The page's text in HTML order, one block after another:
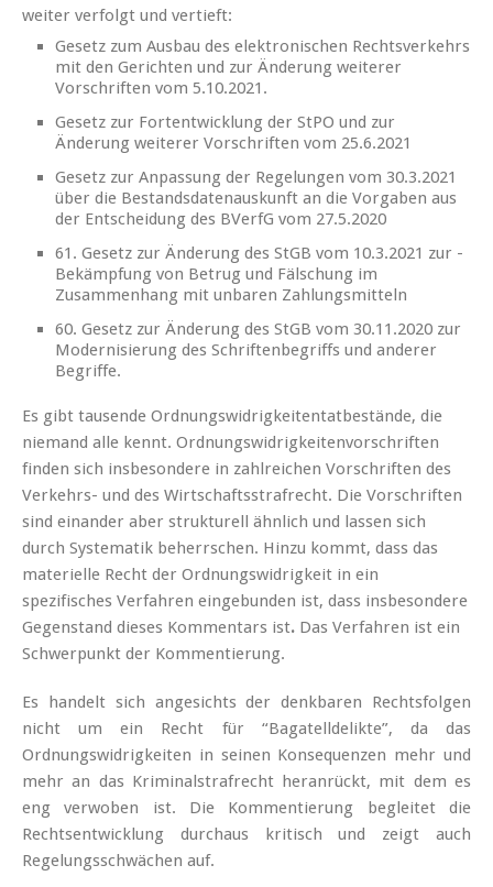
weiter verfolgt und vertieft:
Gesetz zum Ausbau des elektronischen Rechtsverkehrs
mit den Gerichten und zur Änderung weiterer
Vorschriften vom 5.10.2021.
Gesetz zur Fortentwicklung der StPO und zur
Änderung weiterer Vorschriften vom 25.6.2021
Gesetz zur Anpassung der Regelungen vom 30.3.2021
über die Bestandsdatenauskunft an die Vorgaben aus
der Entscheidung des BVerfG vom 27.5.2020
61. Gesetz zur Änderung des StGB vom 10.3.2021 zur ­
Bekämpfung von Betrug und Fälschung im
Zusammenhang mit unbaren Zahlungsmitteln
60. Gesetz zur Änderung des StGB vom 30.11.2020 zur
Modernisierung des Schriftenbegriffs und anderer
Begriffe.
Es gibt tausende Ordnungswidrigkeitentatbestände, die
niemand alle kennt. Ordnungswidrigkeitenvorschriften
finden sich insbesondere in zahlreichen Vorschriften des
Verkehrs- und des Wirtschaftsstrafrecht. Die Vorschriften
sind einander aber strukturell ähnlich und lassen sich
durch Systematik beherrschen. Hinzu kommt, dass das
materielle Recht der Ordnungswidrigkeit in ein
spezifisches Verfahren eingebunden ist, dass insbesondere
Gegenstand dieses Kommentars ist. Das Verfahren ist ein
Schwerpunkt der Kommentierung.
Es handelt sich angesichts der denkbaren Rechtsfolgen
nicht um ein Recht für “Bagatelldelikte”, da das
Ordnungswidrigkeiten in seinen Konsequenzen mehr und
mehr an das Kriminalstrafrecht heranrückt, mit dem es
eng verwoben ist. Die Kommentierung begleitet die
Rechtsentwicklung durchaus kritisch und zeigt auch
Regelungsschwächen auf.